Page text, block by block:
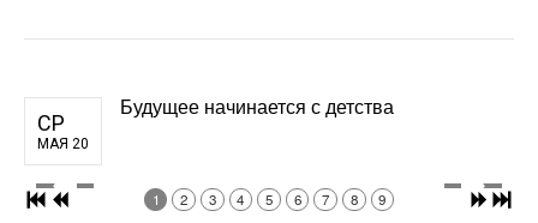
СР
МАЯ 20
Будущее начинается с детства
1 2 3 4 5 6 7 8 9